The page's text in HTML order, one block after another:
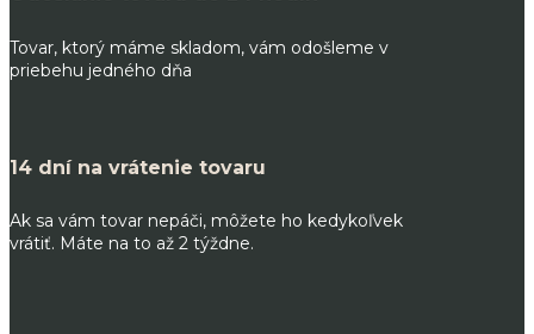
Tovar, ktorý máme skladom, vám odošleme v
priebehu jedného dňa
14 dní na vrátenie tovaru
Ak sa vám tovar nepáči, môžete ho kedykoľvek
vrátiť. Máte na to až 2 týždne.